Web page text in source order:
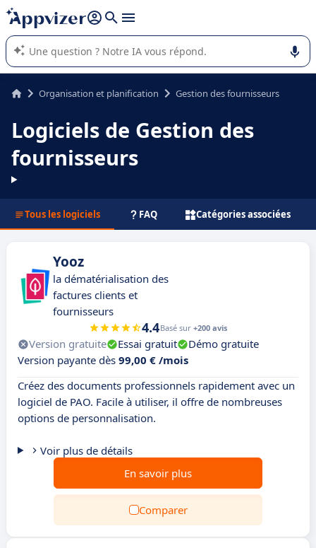
répondre (plusieurs lignes avec
L'IA de Appvizer vous guide dans l'utilisation ou la sélection de
logiciel SaaS en entreprise.
Organisation et planification Gestion des fournisseurs
Logiciels de Gestion des
fournisseurs
Tous les logiciels FAQ Catégories associées
Yooz
la dématérialisation des
factures clients et
fournisseurs
4.4Basé sur +200 avis
Version gratuite Essai gratuit
Démo gratuite
Version payante dès 99,00 € /mois
Créez des documents professionnels rapidement avec un
logiciel de PAO. Facile à utiliser, il offre de nombreuses
options de personnalisation.
Voir plus de détails
En savoir plus
Comparer